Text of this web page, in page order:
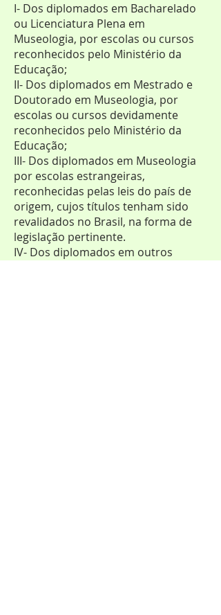
I- Dos diplomados em Bacharelado
ou Licenciatura Plena em
Museologia, por escolas ou cursos
reconhecidos pelo Ministério da
Educação;
II- Dos diplomados em Mestrado e
Doutorado em Museologia, por
escolas ou cursos devidamente
reconhecidos pelo Ministério da
Educação;
III- Dos diplomados em Museologia
por escolas estrangeiras,
reconhecidas pelas leis do país de
origem, cujos títulos tenham sido
revalidados no Brasil, na forma de
legislação pertinente.
IV- Dos diplomados em outros